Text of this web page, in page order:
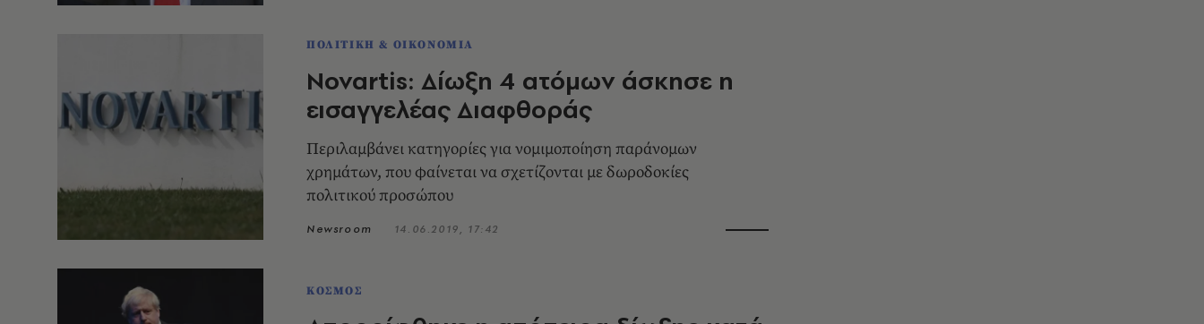
ΠΟΛΙΤΙΚΗ & ΟΙΚΟΝΟΜΙΑ
Novartis: Δίωξη 4 ατόμων άσκησε η
εισαγγελέας Διαφθοράς
Περιλαμβάνει κατηγορίες για νομιμοποίηση παράνομων
χρημάτων, που φαίνεται να σχετίζονται με δωροδοκίες
πολιτικού προσώπου
Newsroom 14.06.2019, 17:42
ΚΟΣΜΟΣ